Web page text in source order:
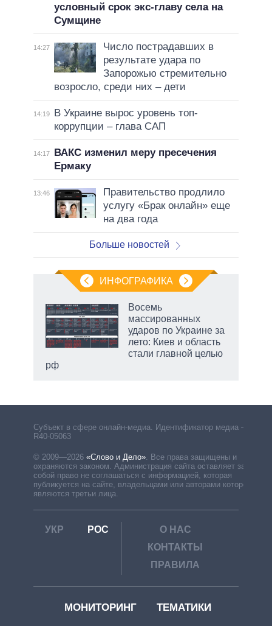
условный срок экс-главу села на
Сумщине
14:27
Число пострадавших в
результате удара по
Запорожью стремительно
возросло, среди них – дети
14:19
В Украине вырос уровень топ-
коррупции – глава САП
14:17
ВАКС изменил меру пресечения
Ермаку
13:46
Правительство продлило
услугу «Брак онлайн» еще
на два года
Больше новостей
ИНФОГРАФИКА
Восемь
массированных
ударов по Украине за
лето: Киев и область
стали главной целью
рф
Субъект в сфере онлайн-медиа. Идентификатор медиа –
R40-05063
© 2009—2026 «Слово и Дело»
Все права защищены и
охраняются законом. Администрация сайта оставляет за
собой право не соглашаться с информацией, которая
публикуется на сайте, владельцами или авторами которой
являются третьи лица.
УКР РОС
О НАС
КОНТАКТЫ
ПРАВИЛА
МОНИТОРИНГ ТЕМАТИКИ